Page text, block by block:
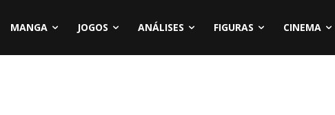
MANGA JOGOS ANÁLISES FIGURAS CINEMA